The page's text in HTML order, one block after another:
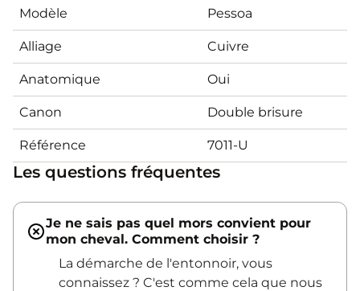
Modèle Pessoa
Alliage Cuivre
Anatomique Oui
Canon Double brisure
Référence 7011-U
Les questions fréquentes
Je ne sais pas quel mors convient pour
mon cheval. Comment choisir ?
La démarche de l'entonnoir, vous
connaissez ? C'est comme cela que nous